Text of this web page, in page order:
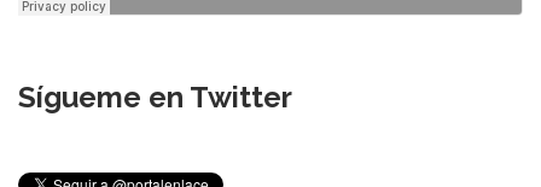
Sígueme en Twitter